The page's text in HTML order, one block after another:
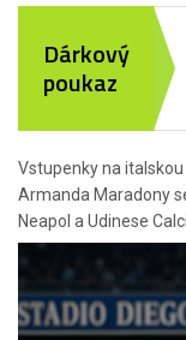
Vstupenky na
Armanda Maradony
Neapol a Udinese
Dárkový
poukaz